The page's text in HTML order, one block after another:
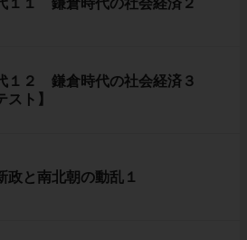
１１ 鎌倉時代の社会経済２
１２ 鎌倉時代の社会経済３
スト】
政と南北朝の動乱１